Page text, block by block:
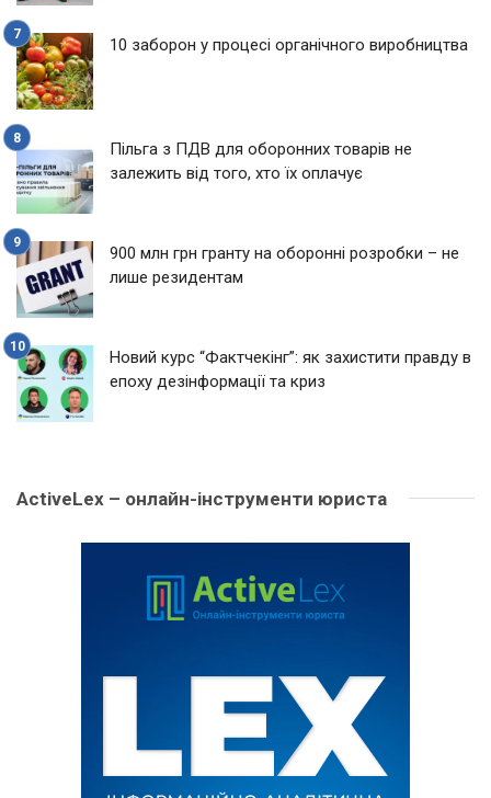
10 заборон у процесі органічного виробництва
Пільга з ПДВ для оборонних товарів не
залежить від того, хто їх оплачує
900 млн грн гранту на оборонні розробки – не
лише резидентам
Новий курс “Фактчекінг”: як захистити правду в
епоху дезінформації та криз
ActiveLex – онлайн-інструменти юриста